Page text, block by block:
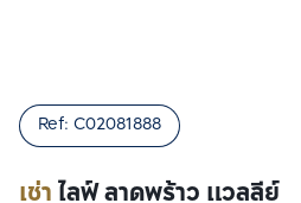
เช่าไลฟ์ ลาดพร้าว แวลลีย์
Ref: C02081888 เปรียบเทียบ